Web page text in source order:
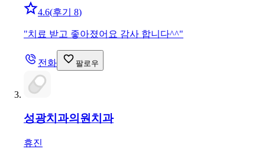
4.6(후기 8)
"치료 받고 좋아졌어요 감사 합니다^^"
전화 팔로우
성광치과의원치과
휴진